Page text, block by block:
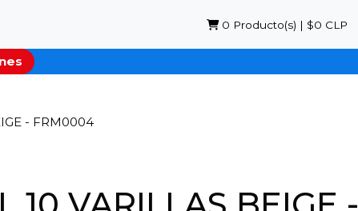
0 Producto(s) | $0 CLP
- FRM0004